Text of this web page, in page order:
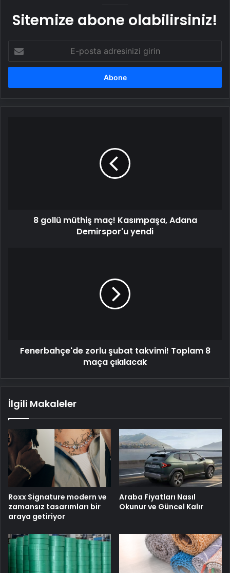
Sitemize abone olabilirsiniz!
posta
adresinizi
8 gollü müthiş maç! Kasımpaşa, Adana
Demirspor'u yendi
Fenerbahçe'de zorlu şubat takvimi! Toplam 8
maça çıkılacak
İlgili Makaleler
Roxx Signature modern ve
zamansız tasarımları bir
araya getiriyor
Araba Fiyatları Nasıl
Okunur ve Güncel Kalır